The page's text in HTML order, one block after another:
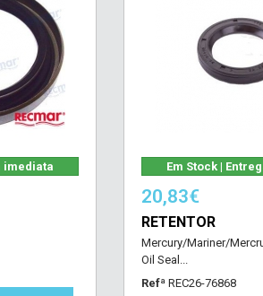
imediata Em Stock |
20,83€
RETENTOR
Mercury/Mariner/
Oil Seal...
Refª REC26-76868